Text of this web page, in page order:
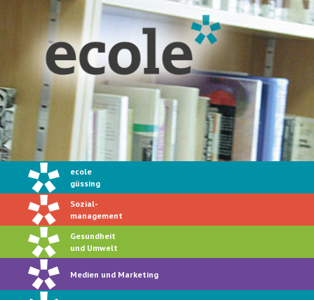
ecole
güssing
Sozial-
management
Gesundheit
und Umwelt
Medien und Marketing